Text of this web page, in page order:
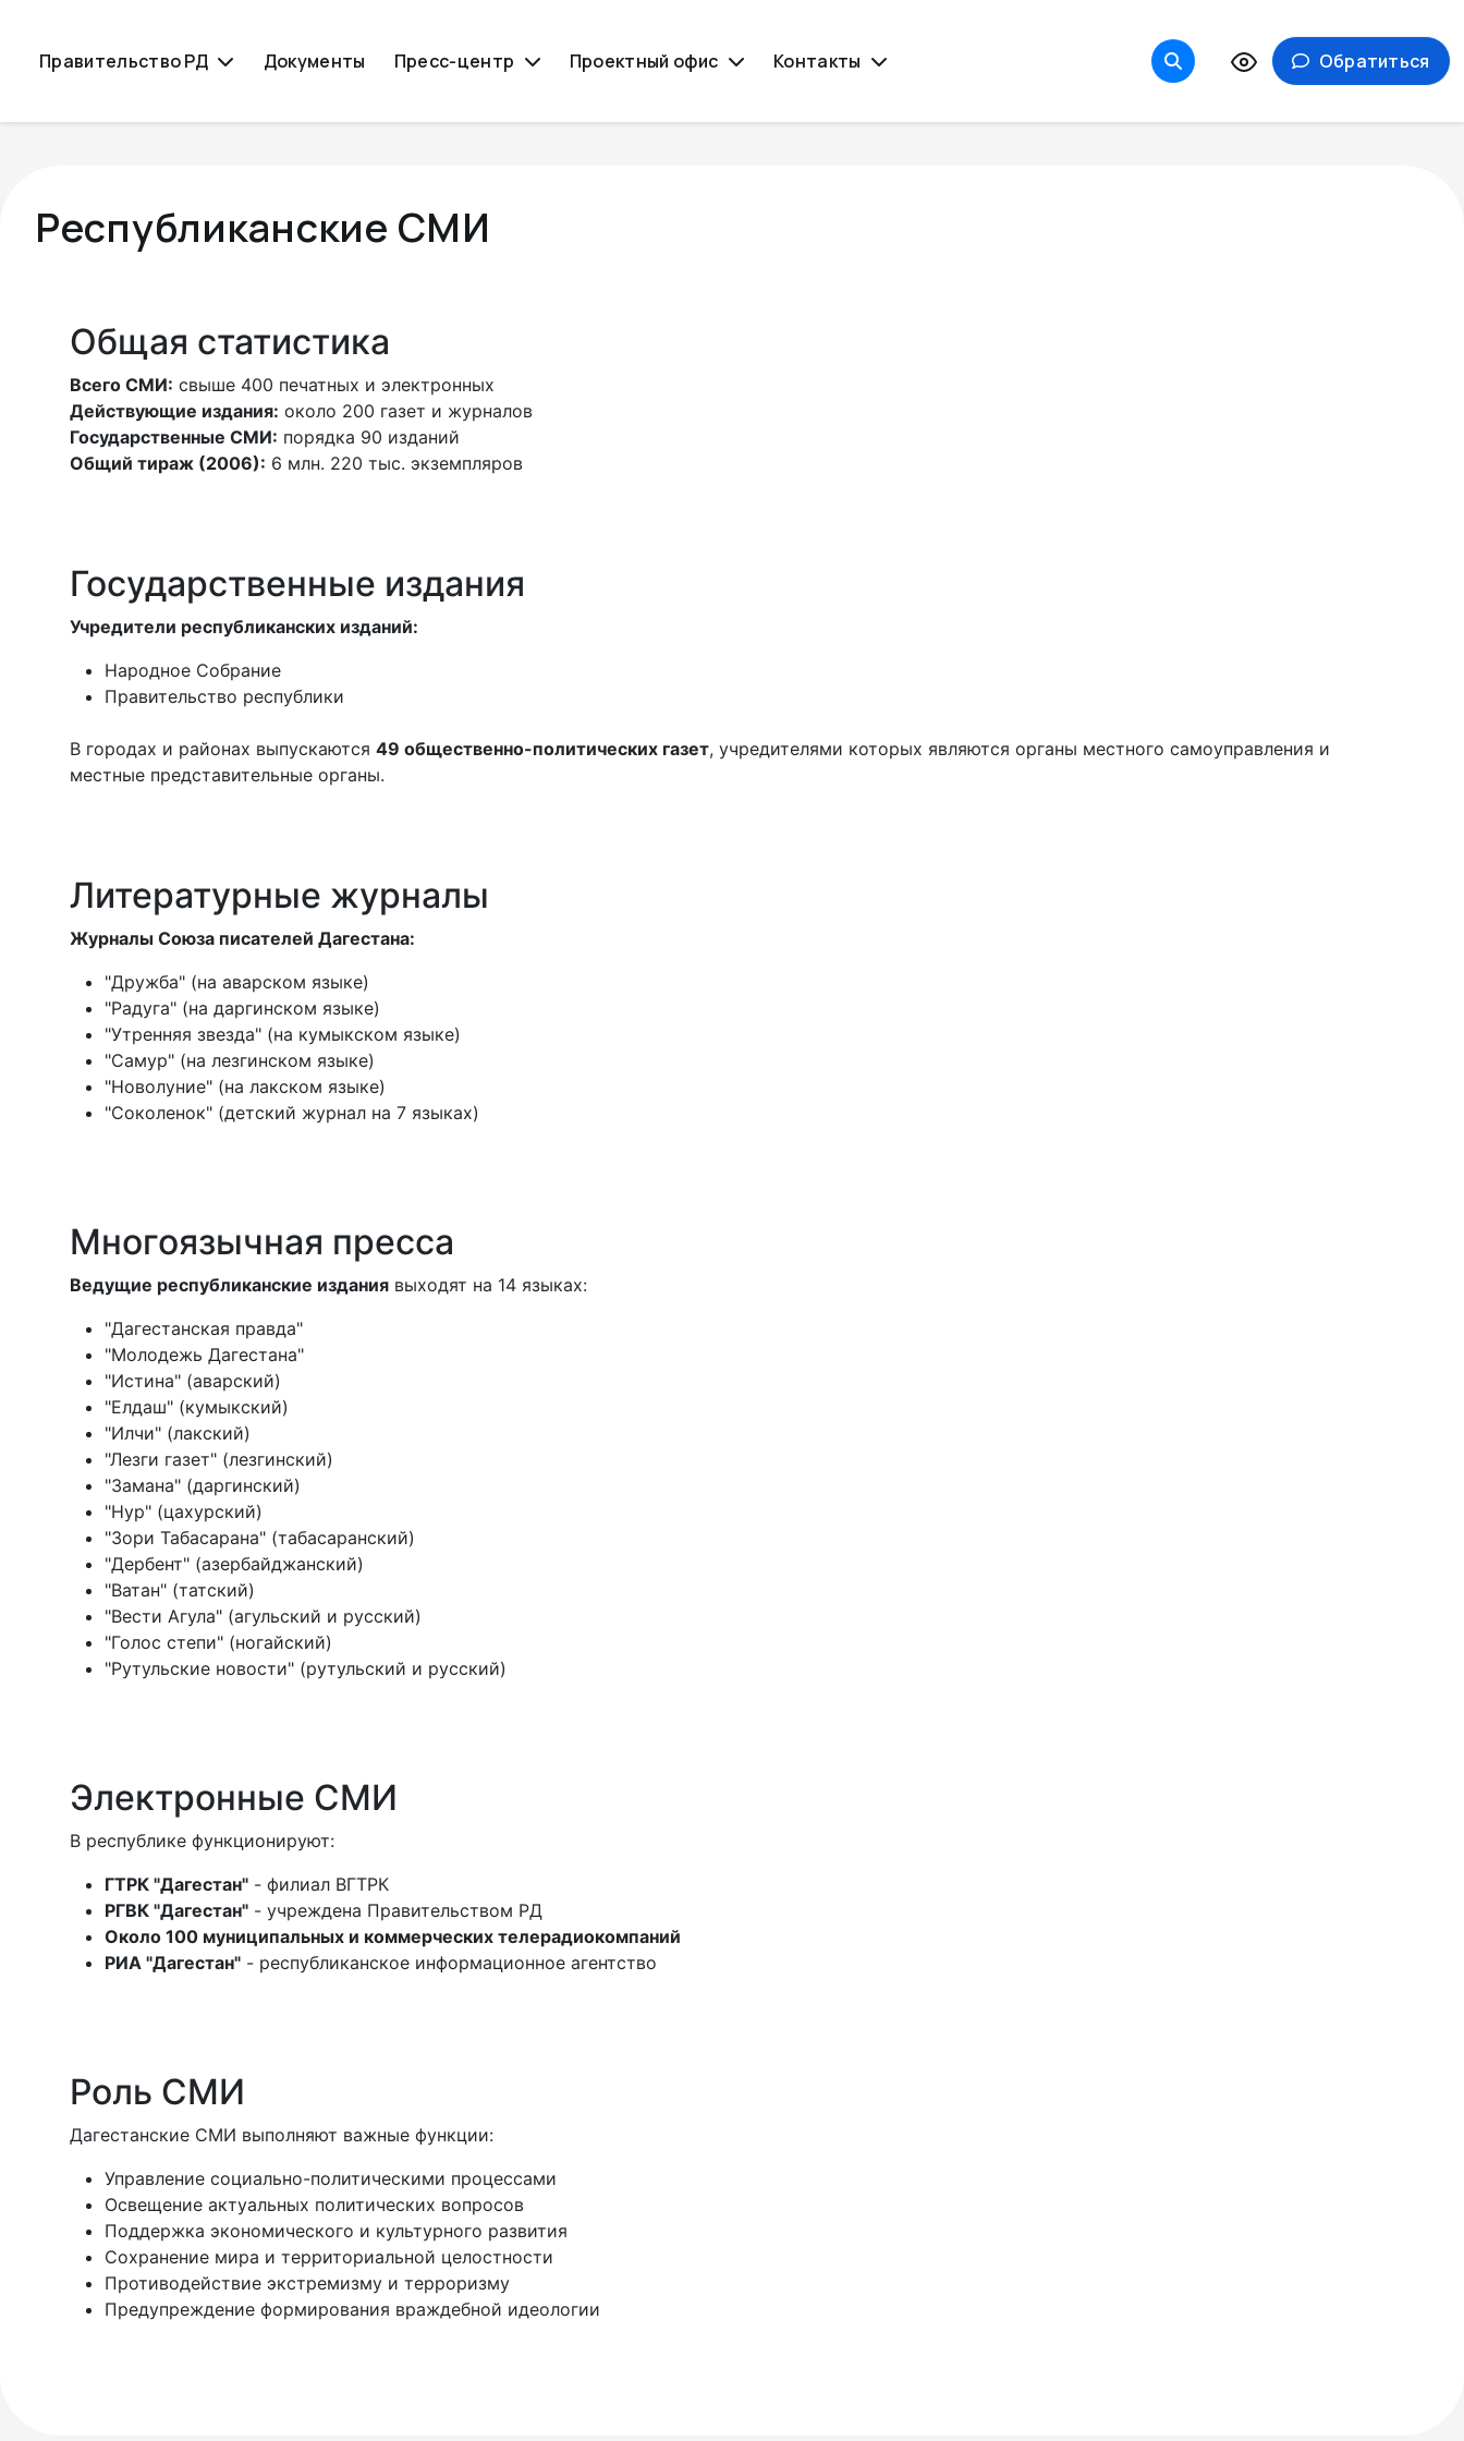
Правительство РД Документы Пресс-центр Проектный офис Контакты Обратиться
Республиканские СМИ
Общая статистика
Всего СМИ: свыше 400 печатных и электронных
Действующие издания: около 200 газет и журналов
Государственные СМИ: порядка 90 изданий
Общий тираж (2006): 6 млн. 220 тыс. экземпляров
Государственные издания
Учредители республиканских изданий:
Народное Собрание
Правительство республики
В городах и районах выпускаются 49 общественно-политических газет, учредителями которых являются органы местного самоуправления и
местные представительные органы.
Литературные журналы
Журналы Союза писателей Дагестана:
"Дружба" (на аварском языке)
"Радуга" (на даргинском языке)
"Утренняя звезда" (на кумыкском языке)
"Самур" (на лезгинском языке)
"Новолуние" (на лакском языке)
"Соколенок" (детский журнал на 7 языках)
Многоязычная пресса
Ведущие республиканские издания выходят на 14 языках:
"Дагестанская правда"
"Молодежь Дагестана"
"Истина" (аварский)
"Елдаш" (кумыкский)
"Илчи" (лакский)
"Лезги газет" (лезгинский)
"Замана" (даргинский)
"Нур" (цахурский)
"Зори Табасарана" (табасаранский)
"Дербент" (азербайджанский)
"Ватан" (татский)
"Вести Агула" (агульский и русский)
"Голос степи" (ногайский)
"Рутульские новости" (рутульский и русский)
Электронные СМИ
В республике функционируют:
ГТРК "Дагестан" - филиал ВГТРК
РГВК "Дагестан" - учреждена Правительством РД
Около 100 муниципальных и коммерческих телерадиокомпаний
РИА "Дагестан" - республиканское информационное агентство
Роль СМИ
Дагестанские СМИ выполняют важные функции:
Управление социально-политическими процессами
Освещение актуальных политических вопросов
Поддержка экономического и культурного развития
Сохранение мира и территориальной целостности
Противодействие экстремизму и терроризму
Предупреждение формирования враждебной идеологии